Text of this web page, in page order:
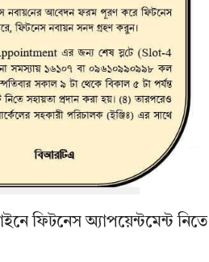
ফিটনেস অ্যাপয়েন্টমেন্ট নিতে